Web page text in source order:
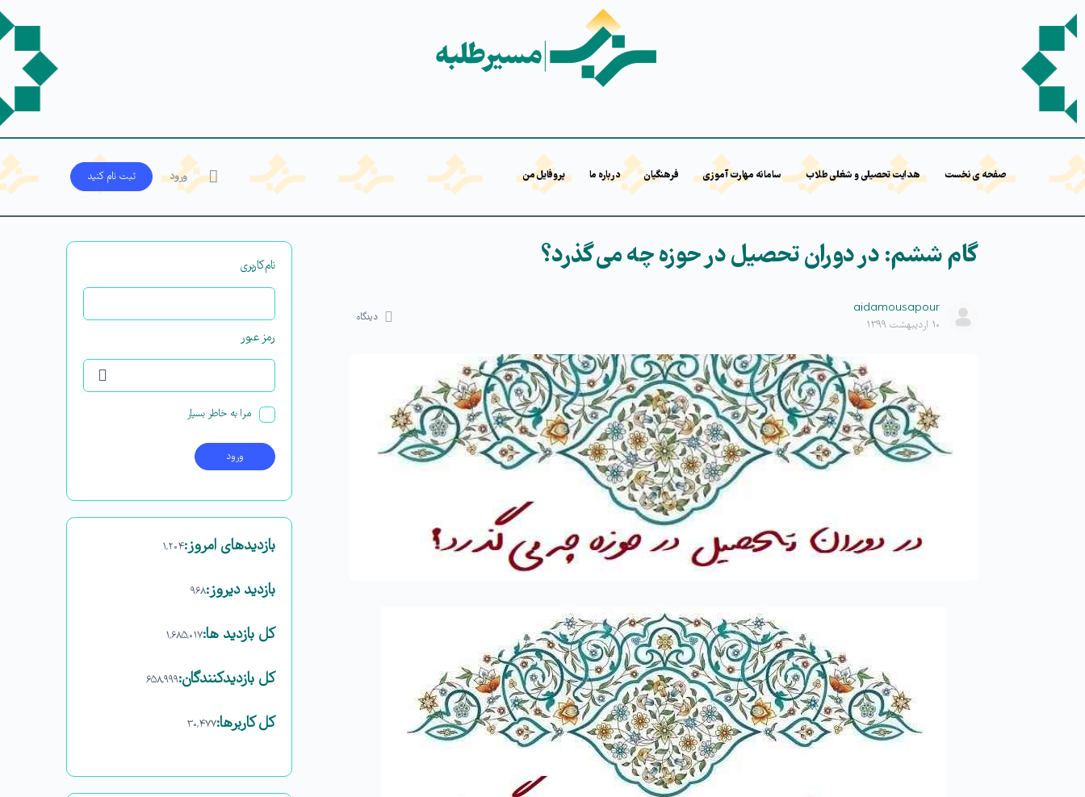
صفحه ی نخست هدایت تحصیلی و شغلی طلاب سامانه مهارت آموزی فرهنگیان درباره ما پروفایل من ورود ثبت‌ نام کنید
گام ششم: در دوران تحصیل در حوزه چه می گذرد؟
aidamousapour
۱۰ اردیبهشت ۱۳۹۹
دیدگاه
نام‌کاربری
رمز عبور
مرا به خاطر بسپار
بازدیدهای امروز:۱,۲۰۴
بازدید دیروز:۹۶۸
کل بازدید ها:۱,۶۸۵,۰۱۷
کل بازدیدکنند‌گان:۶۵۸,۹۹۹
کل کاربرها:۳۰,۴۷۷